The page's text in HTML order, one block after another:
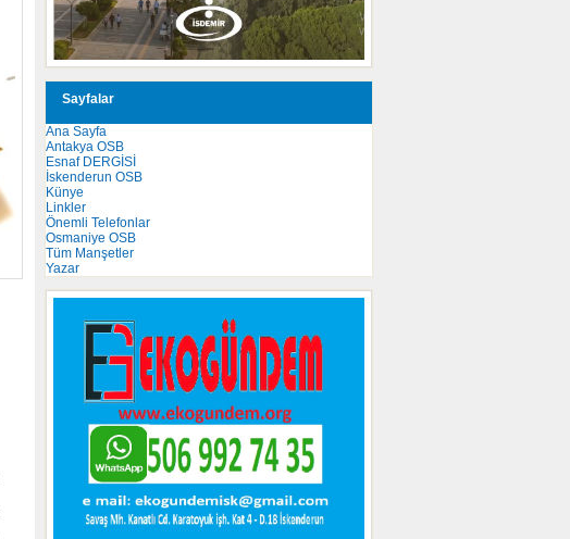
Sayfalar
Ana Sayfa
Antakya OSB
Esnaf DERGİSİ
İskenderun OSB
Künye
Linkler
Önemli Telefonlar
Osmaniye OSB
Tüm Manşetler
Yazar